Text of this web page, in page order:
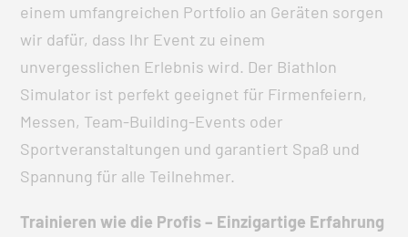
einem umfangreichen Portfolio an Geräten sorgen
wir dafür, dass Ihr Event zu einem
unvergesslichen Erlebnis wird. Der Biathlon
Simulator ist perfekt geeignet für Firmenfeiern,
Messen, Team-Building-Events oder
Sportveranstaltungen und garantiert Spaß und
Spannung für alle Teilnehmer.
Trainieren wie die Profis – Einzigartige Erfahrung